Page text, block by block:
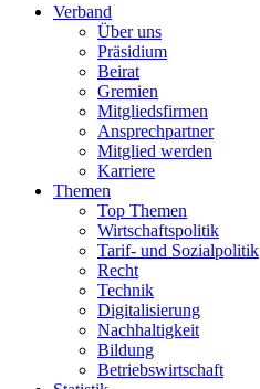
Verband
Über uns
Präsidium
Beirat
Gremien
Mitgliedsfirmen
Ansprechpartner
Mitglied werden
Karriere
Themen
Top Themen
Wirtschaftspolitik
Tarif- und Sozialpolitik
Recht
Technik
Digitalisierung
Nachhaltigkeit
Bildung
Betriebswirtschaft